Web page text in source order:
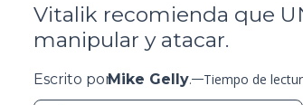
Vitalik recomienda que
manipular y atacar.
Escrito porMike Gelly. Tiempo de